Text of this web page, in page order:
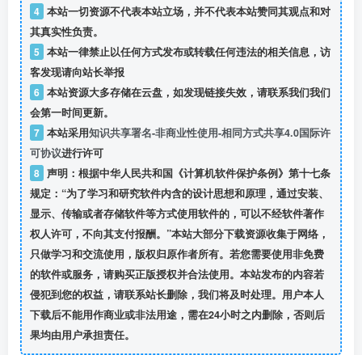
4 本站一切资源不代表本站立场，并不代表本站赞同其观点和对
其真实性负责。
5 本站一律禁止以任何方式发布或转载任何违法的相关信息，访
客发现请向站长举报
6 本站资源大多存储在云盘，如发现链接失效，请联系我们我们
会第一时间更新。
7 本站采用知识共享署名-非商业性使用-相同方式共享4.0国际许
可协议进行许可
8 声明：根据中华人民共和国《计算机软件保护条例》第十七条
规定：“为了学习和研究软件内含的设计思想和原理，通过安装、
显示、传输或者存储软件等方式使用软件的，可以不经软件著作
权人许可，不向其支付报酬。”本站大部分下载资源收集于网络，
只做学习和交流使用，版权归原作者所有。若您需要使用非免费
的软件或服务，请购买正版授权并合法使用。本站发布的内容若
侵犯到您的权益，请联系站长删除，我们将及时处理。用户本人
下载后不能用作商业或非法用途，需在24小时之内删除，否则后
果均由用户承担责任。